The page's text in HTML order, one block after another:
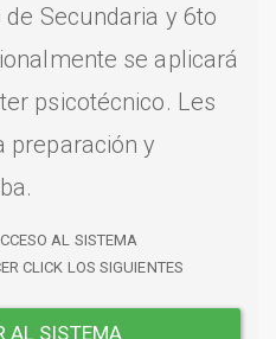
Secundaria y 6to
se aplicará
psicotécnico. Les
preparación y
AL SISTEMA
CLICK LOS SIGUIENTES
AL SISTEMA